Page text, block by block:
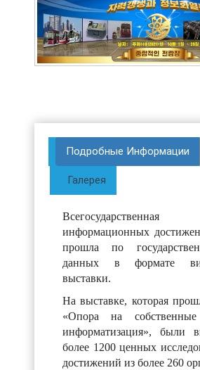
Подробные Информации
Галерея
Всегосударственная
информационных
прошла по
данных в формате
выставки.
На выставке, которая
«Опора на
информатизация», были
более 1200 ценных
достижений из более 260